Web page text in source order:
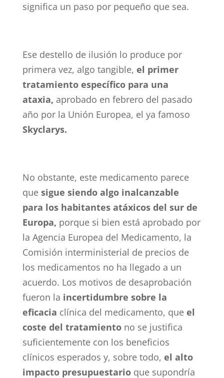
significa un paso por pequeño que sea.
Ese destello de ilusión lo produce por
primera vez, algo tangible, el primer
tratamiento específico para una
ataxia, aprobado en febrero del pasado
año por la Unión Europea, el ya famoso
Skyclarys.
No obstante, este medicamento parece
que sigue siendo algo inalcanzable
para los habitantes atáxicos del sur de
Europa, porque si bien está aprobado por
la Agencia Europea del Medicamento, la
Comisión interministerial de precios de
los medicamentos no ha llegado a un
acuerdo. Los motivos de desaprobación
fueron la incertidumbre sobre la
eficacia clínica del medicamento, que el
coste del tratamientono se justifica
suficientemente con los beneficios
clínicos esperados y, sobre todo, el alto
impacto presupuestarioque supondría